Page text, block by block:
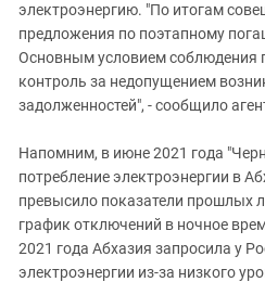
электроэнергию. "По итогам
предложения по поэтапному
Основным условием соблюдения
контроль за недопущением
задолженностей", - сообщило
Напомним, в июне 2021 года
потребление электроэнергии в
превысило показатели прошлых
график отключений в ночное
2021 года Абхазия запросила у
электроэнергии из-за низкого